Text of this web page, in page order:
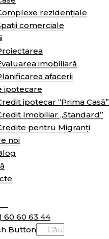
rezidențiale
comerciale
imobiliară
afacerii
ipotecare
ipotecar “Prima Casă”
Imobiliar „Standard”
pentru Migranți
noi
60 60 63 44
Button